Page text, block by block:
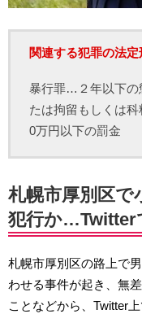
関連する犯罪の法定
暴行罪…２年以下の
たは拘留もしくは
0万円以下の罰金
札幌市厚別区で
犯行か…Twitter
札幌市厚別区の路上で
わせる事件が起き、無
ことなどから、Twitter